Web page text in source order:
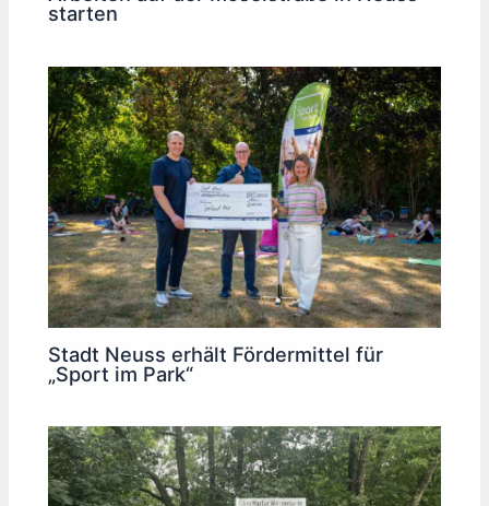
starten
Stadt Neuss erhält Fördermittel für
„Sport im Park“